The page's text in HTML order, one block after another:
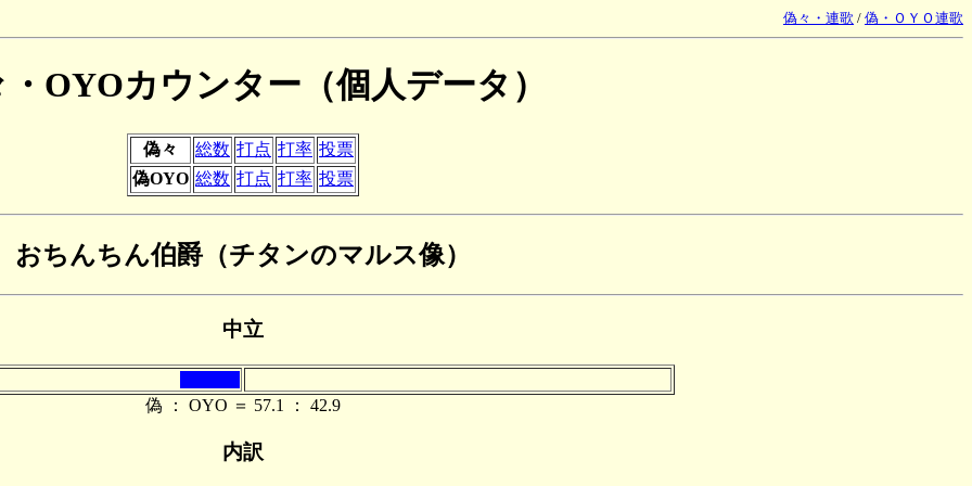
偽々・連歌 / 偽・ＯＹＯ連歌
OYOカウンター（個人データ）
偽々 総数 打点 打率 投票
偽OYO 総数 打点 打率 投票
おちんちん伯爵（チタンのマルス像）
中立
偽 ： OYO ＝ 57.1 ： 42.9
内訳